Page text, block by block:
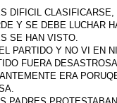
DIFICIL
Y SE DEBE LUCHAR
SE HAN VISTO.
PARTIDO Y NO VI EN
FUERA
ERA